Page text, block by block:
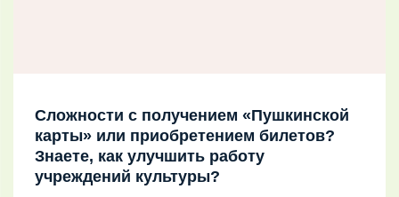
Сложности с получением «Пушкинской
карты» или приобретением билетов?
Знаете, как улучшить работу
учреждений культуры?